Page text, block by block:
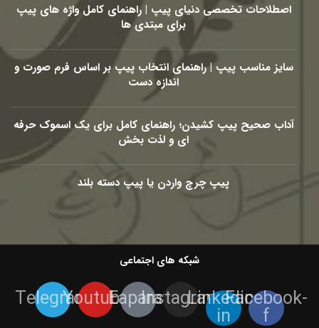
اصطلاحات تخصصی دنیای پیپ | راهنمای کامل واژه های پیپ
برای مبتدی ها
سایز مناسب پیپ | راهنمای انتخاب پیپ بر اساس فرم صورت و
اندازه دست
آداب صحیح پیپ کشیدن؛ راهنمای کامل برای یک اسموک حرفه
ای و لذت بخش
پیپ چرچ واردن یا پیپ دسته بلند
شبکه های اجتماعی
Facebook-
f
Linkedin-
in
Instagram
Eaparat
Youtube
Telegram